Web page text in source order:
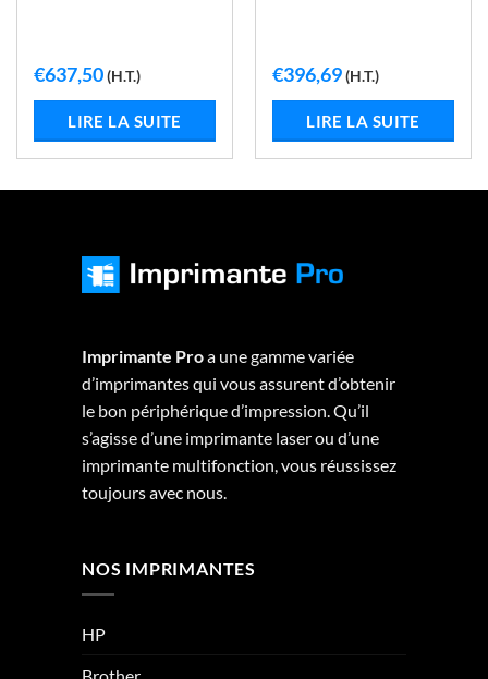
€637,50(H.T.)
LIRE LA SUITE
€396,69(H.T.)
LIRE LA SUITE
Imprimante Proa une gamme variée
d’imprimantes qui vous assurent d’obtenir
le bon périphérique d’impression. Qu’il
s’agisse d’une imprimante laser ou d’une
imprimante multifonction, vous réussissez
toujours avec nous.
NOS IMPRIMANTES
HP